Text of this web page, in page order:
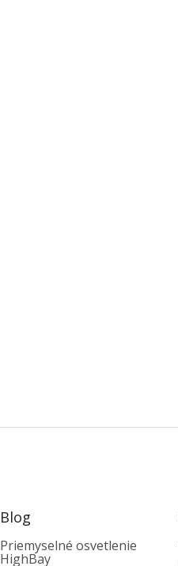
Blog
Priemyselné osvetlenie
HighBay